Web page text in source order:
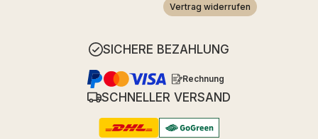
Vertrag widerrufen
SICHERE BEZAHLUNG
Rechnung
SCHNELLER VERSAND